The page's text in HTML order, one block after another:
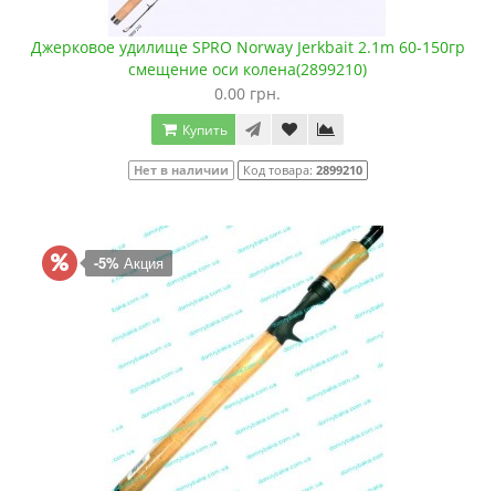
Джерковое удилище SPRO Norway Jerkbait 2.1m 60-150гр
смещение оси колена(2899210)
0.00 грн.
Купить
Нет в наличии Код товара: 2899210
-5% Акция